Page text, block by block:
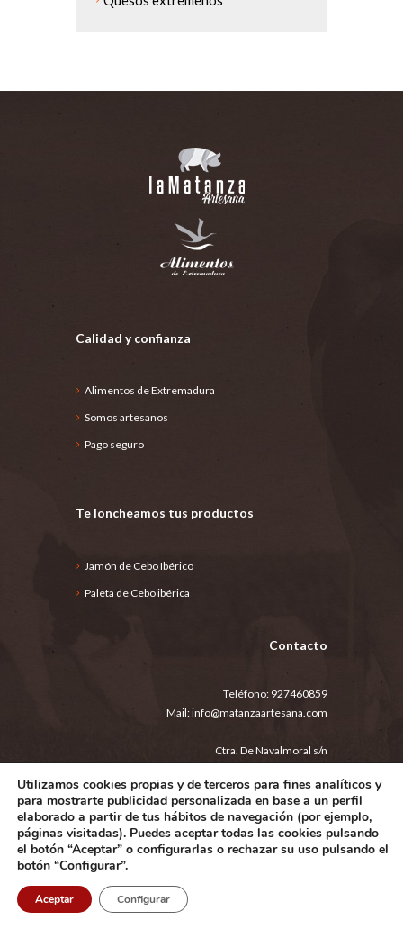
Calidad y confianza
Alimentos de Extremadura
Somos artesanos
Pago seguro
Te loncheamos tus productos
Jamón de Cebo Ibérico
Paleta de Cebo ibérica
Contacto
Teléfono: 927460859
Mail:info@matanzaartesana.com
Ctra. De Navalmoral s/n
España
Aviso legal
Política de privacidad
Condiciones generales de compra
©2025 Artesanos de La Matanza Extremeña S.L.
Todos los derechos reservados.
Utilizamos cookies propias y de terceros para fines analíticos y
para mostrarte publicidad personalizada en base a un perfil
elaborado a partir de tus hábitos de navegación (por ejemplo,
páginas visitadas). Puedes aceptar todas las cookies pulsando
el botón “Aceptar” o configurarlas o rechazar su uso pulsando el
botón “Configurar”.
Aceptar Configurar